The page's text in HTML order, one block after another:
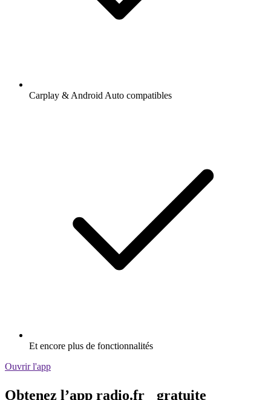
Carplay & Android Auto compatibles
Et encore plus de fonctionnalités
Ouvrir l'app
Obtenez l’app radio.fr gratuite